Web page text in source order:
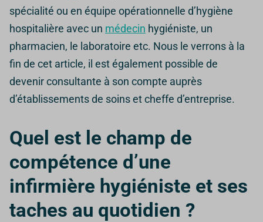
spécialité ou en équipe opérationnelle d’hygiène
hospitalière avec un médecin hygiéniste, un
pharmacien, le laboratoire etc. Nous le verrons à la
fin de cet article, il est également possible de
devenir consultante à son compte auprès
d’établissements de soins et cheffe d’entreprise.
Quel est le champ de
compétence d’une
infirmière hygiéniste et ses
taches au quotidien ?